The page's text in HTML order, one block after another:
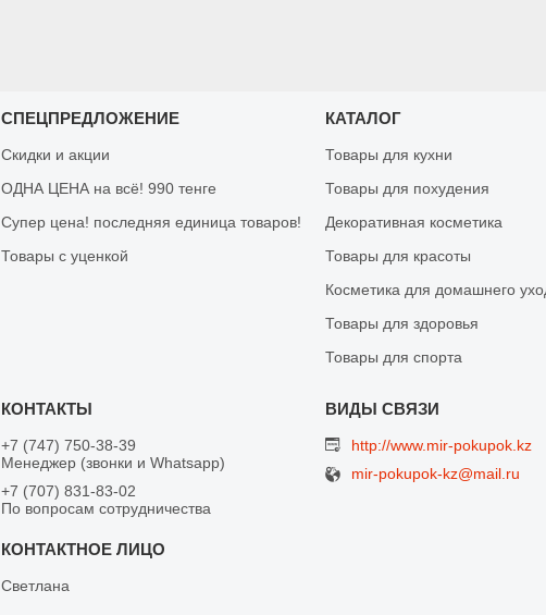
СПЕЦПРЕДЛОЖЕНИЕ
Скидки и акции
ОДНА ЦЕНА на всё! 990 тенге
Супер цена! последняя единица товаров!
Товары с уценкой
КАТАЛОГ
Товары для кухни
Товары для похудения
Декоративная косметика
Товары для красоты
Косметика для домашнего
Товары для здоровья
Товары для спорта
+7 (747) 750-38-39
Менеджер (звонки и Whatsapp)
+7 (707) 831-83-02
По вопросам сотрудничества
Светлана
http://www.mir-pokupok.kz
mir-pokupok-kz@mail.ru